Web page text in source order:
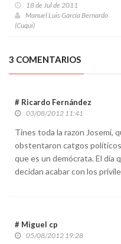
18 de Jul de 2011
Manuel Luis García Bernardo
(Cuqui)
3 COMENTARIOS
# Ricardo Fernández
03/08/2012 11:41
Tines toda la razon Josemi,
obstentaron catgos políticos
que es un demócrata. El día
decidan acabar con los
# Miguel cp
05/08/2012 19:28